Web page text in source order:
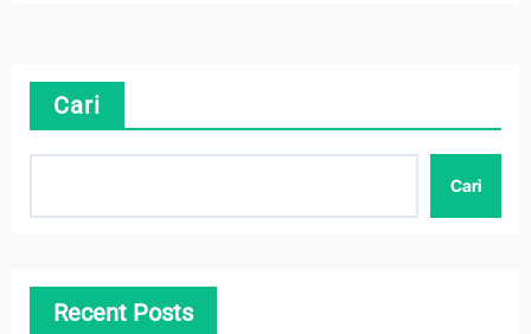
Cari
Cari
Recent Posts